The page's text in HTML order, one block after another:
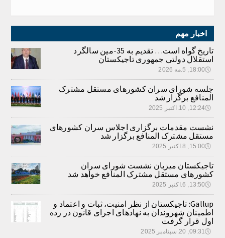
اخبار مهم
تاریخ گواه است… تقدیم به 35-مین سالگرد
استقلال دولتی جمهوری تاجیکستان
🕔18:00, 5.مه 2026
جلسه شورای سران کشورهای مستقل مشترک
المنافع برگزار شد
🕔12:24, 10.اکتبر 2025
نشست مقدمات برگزاری اجلاس سران کشورهای
مستقل مشترک المنافع برگزار شد
🕔15:00, 8.اکتبر 2025
تاجیکستان میزبان نشست شورای سران
کشورهای مستقل مشترک المنافع خواهد شد
🕔13:50, 6.اکتبر 2025
Gallup: تاجیکستان از نظر امنیت، ثبات و اعتماد و
اطمینان شهروندان به نهادهای اجرای قانون در رده
اول قرار گرفت
🕔09:31, 20.سپتامبر 2025